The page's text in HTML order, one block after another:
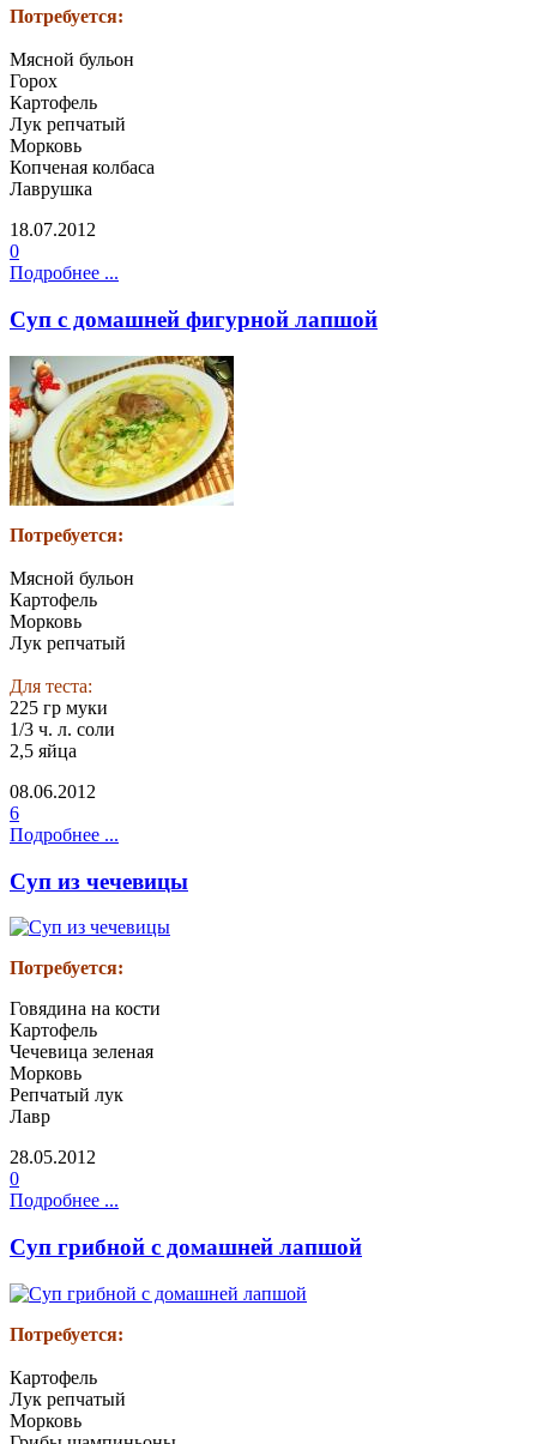
Потребуется:
Мясной бульон
Горох
Картофель
Лук репчатый
Морковь
Копченая колбаса
Лаврушка
18.07.2012
0
Подробнее ...
Суп с домашней фигурной лапшой
Потребуется:
Мясной бульон
Картофель
Морковь
Лук репчатый
Для теста:
225 гр муки
1/3 ч. л. соли
2,5 яйца
08.06.2012
6
Подробнее ...
Суп из чечевицы
Потребуется:
Говядина на кости
Картофель
Чечевица зеленая
Морковь
Репчатый лук
Лавр
28.05.2012
0
Подробнее ...
Суп грибной с домашней лапшой
Потребуется:
Картофель
Лук репчатый
Морковь